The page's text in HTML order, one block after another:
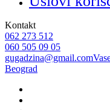
Kontakt
062 273 512
060 505 09 05
gugadzina@gmail.com
Beograd